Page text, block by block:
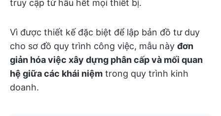
truy cập từ hầu hết mọi thiết bị.
Vì được thiết kế đặc biệt để lập bản đồ tư duy
cho sơ đồ quy trình công việc, mẫu này đơn
giản hóa việc xây dựng phân cấp và mối quan
hệ giữa các khái niệm trong quy trình kinh
doanh.